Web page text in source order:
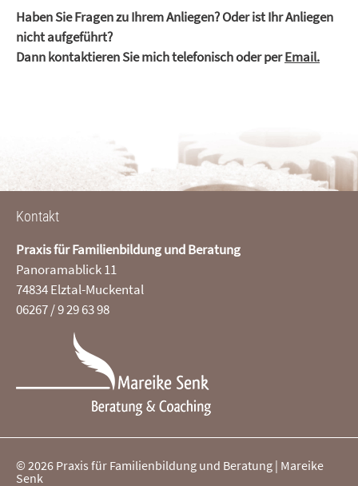
Haben Sie Fragen zu Ihrem Anliegen? Oder ist Ihr Anliegen
nicht aufgeführt?
Dann kontaktieren Sie mich telefonisch oder perEmail.
Kontakt
Praxis für Familienbildung und Beratung
Panoramablick 11
74834 Elztal-Muckental
06267 / 9 29 63 98
© 2026 Praxis für Familienbildung und Beratung | Mareike
Senk